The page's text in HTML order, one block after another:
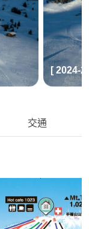
[ 2024-
交通